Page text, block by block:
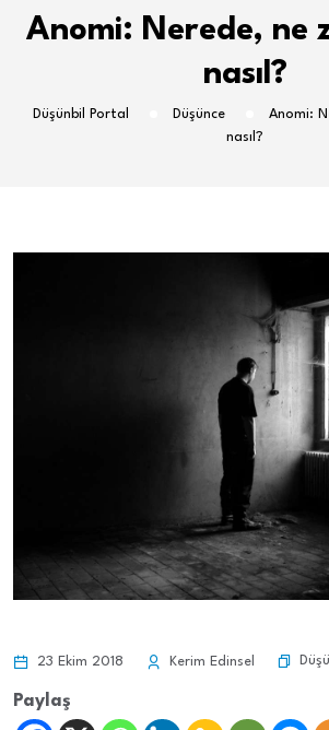
Anomi: Nerede, ne
nasıl?
Düşünbil Portal Düşünce
Anomi:
nasıl?
23 Ekim 2018 Kerim Edinsel
Paylaş